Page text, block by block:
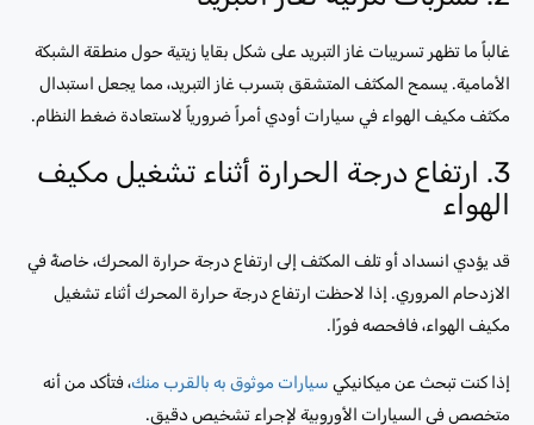
غالباً ما تظهر تسريبات غاز التبريد على شكل بقايا زيتية حول منطقة الشبكة
الأمامية. يسمح المكثف المتشقق بتسرب غاز التبريد، مما يجعل استبدال
مكثف مكيف الهواء في سيارات أودي أمراً ضرورياً لاستعادة ضغط النظام.
3. ارتفاع درجة الحرارة أثناء تشغيل مكيف
الهواء
قد يؤدي انسداد أو تلف المكثف إلى ارتفاع درجة حرارة المحرك، خاصةً في
الازدحام المروري. إذا لاحظت ارتفاع درجة حرارة المحرك أثناء تشغيل
مكيف الهواء، فافحصه فورًا.
إذا كنت تبحث عن ميكانيكي سيارات موثوق به بالقرب منك، فتأكد من أنه
متخصص في السيارات الأوروبية لإجراء تشخيص دقيق.